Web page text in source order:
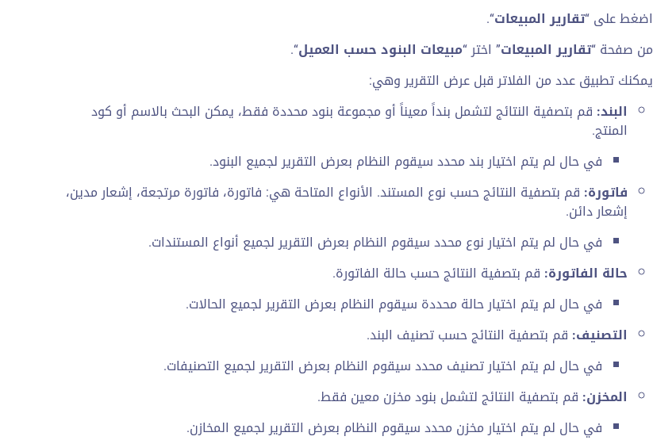
اضغط على “تقارير المبيعات“.
من صفحة “تقارير المبيعات” اختر “مبيعات البنود حسب العميل“.
يمكنك تطبيق عدد من الفلاتر قبل عرض التقرير وهي:
البند: قم بتصفية النتائج لتشمل بنداً معيناً أو مجموعة بنود محددة فقط، يمكن البحث بالاسم أو كود
المنتج.
في حال لم يتم اختيار بند محدد سيقوم النظام بعرض التقرير لجميع البنود.
فاتورة: قم بتصفية النتائج حسب نوع المستند. الأنواع المتاحة هي: فاتورة، فاتورة مرتجعة، إشعار مدين،
إشعار دائن.
في حال لم يتم اختيار نوع محدد سيقوم النظام بعرض التقرير لجميع أنواع المستندات.
حالة الفاتورة: قم بتصفية النتائج حسب حالة الفاتورة.
في حال لم يتم اختيار حالة محددة سيقوم النظام بعرض التقرير لجميع الحالات.
التصنيف: قم بتصفية النتائج حسب تصنيف البند.
في حال لم يتم اختيار تصنيف محدد سيقوم النظام بعرض التقرير لجميع التصنيفات.
المخزن: قم بتصفية النتائج لتشمل بنود مخزن معين فقط.
في حال لم يتم اختيار مخزن محدد سيقوم النظام بعرض التقرير لجميع المخازن.